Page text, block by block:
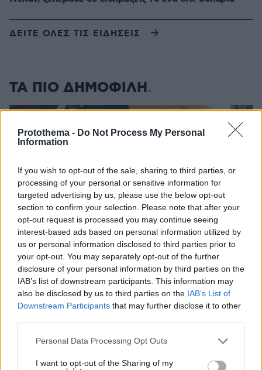
Protothema - Do Not Process My Personal
Information
If you wish to opt-out of the sale, sharing to third parties, or
processing of your personal or sensitive information for
targeted advertising by us, please use the below opt-out
section to confirm your selection. Please note that after your
opt-out request is processed you may continue seeing
interest-based ads based on personal information utilized by
us or personal information disclosed to third parties prior to
your opt-out. You may separately opt-out of the further
disclosure of your personal information by third parties on the
IAB’s list of downstream participants. This information may
also be disclosed by us to third parties on the IAB’s List of
Downstream Participants that may further disclose it to other
Please note that this website/app uses one or more Google
not limited to your visit or usage behaviour. You may click to
Personal Data Processing Opt Outs
I want to opt-out of the Sharing of my
ΔΕΙΤΕ ΟΛΕΣ ΤΙΣ ΕΙΔΗΣΕΙΣ
ΤΑ ΠΙΟ ΔΗΜΟΦΙΛΗ
10.08.2026, 08:51